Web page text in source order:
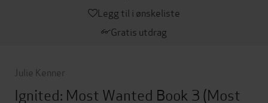
Legg til i ønskeliste
Gratis utdrag
Julie Kenner
Ignited: Most Wanted Book 3 (Most